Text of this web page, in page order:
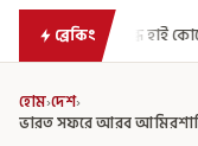
ব্রেকিংথেঁতলানো
হোম›দেশ›
ভারত সফরে আরব আমিরশাহির